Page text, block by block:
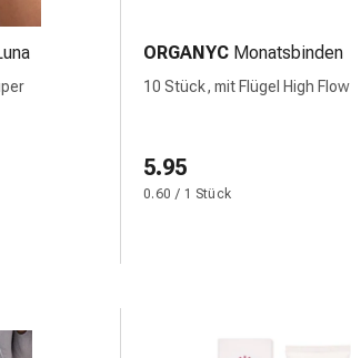
ORGANYC Monatsbinden
10 Stück, mit Flügel High Flow
5.95
0.60 / 1 Stück